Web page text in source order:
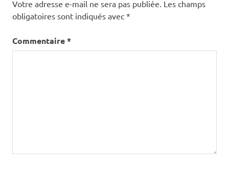
Votre adresse e-mail ne sera pas publiée. Les champs
obligatoires sont indiqués avec *
Commentaire*